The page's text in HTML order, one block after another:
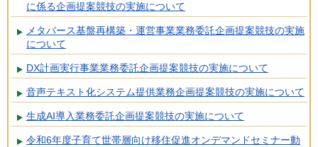
に係る企画提案競技の実施について
メタバース基盤再構築・運営事業業務委託企画提案競技の実施
について
DX計画実行事業業務委託企画提案競技の実施について
音声テキスト化システム提供業務企画提案競技の実施について
生成AI導入業務委託企画提案競技の実施について
令和6年度子育て世帯層向け移住促進オンデマンドセミナー動